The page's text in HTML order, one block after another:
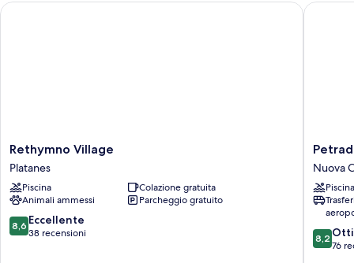
Rethymno
Village
Platanes
Rethymno Village
Platanes
Piscina
Colazione gratuita
Animali ammessi
Parcheggio gratuito
8.6
su
8,6 Eccellente
38 recensioni
Rethymno Village
Petradi
Beach
Lounge
Hotel
by
GHH
Nuova
Città
Nuova
Piscina
8.2
su
8,2
76
Petradi